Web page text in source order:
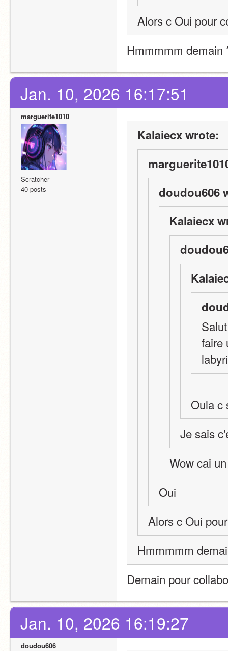
Alors c Oui pour
Hmmmmm demain
Jan. 10, 2026 16:17:51
marguerite1010
Scratcher
40 posts
Kalaiecx wrote:
doudou606
Kalaiecx
faire
Oula c
Je sais
Wow cai
Oui
Alors c Oui
Hmmmmm
Demain pour
Jan. 10, 2026 16:19:27
doudou606